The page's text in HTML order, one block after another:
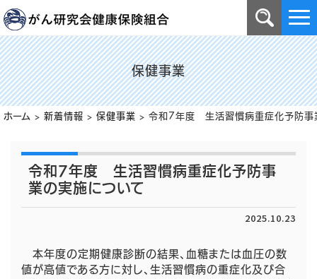
ホーム > 新着情報 > 保健事業 > 令和7年度 生活習慣病重症化予防事
保健事業
令和7年度 生活習慣病重症化予防事
業の実施について
2025.10.23
本年度の定期健康診断の結果、血糖または血圧の数
値が高値である方に対し、生活習慣病の重症化及び合